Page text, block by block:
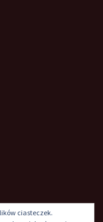
ciasteczek.